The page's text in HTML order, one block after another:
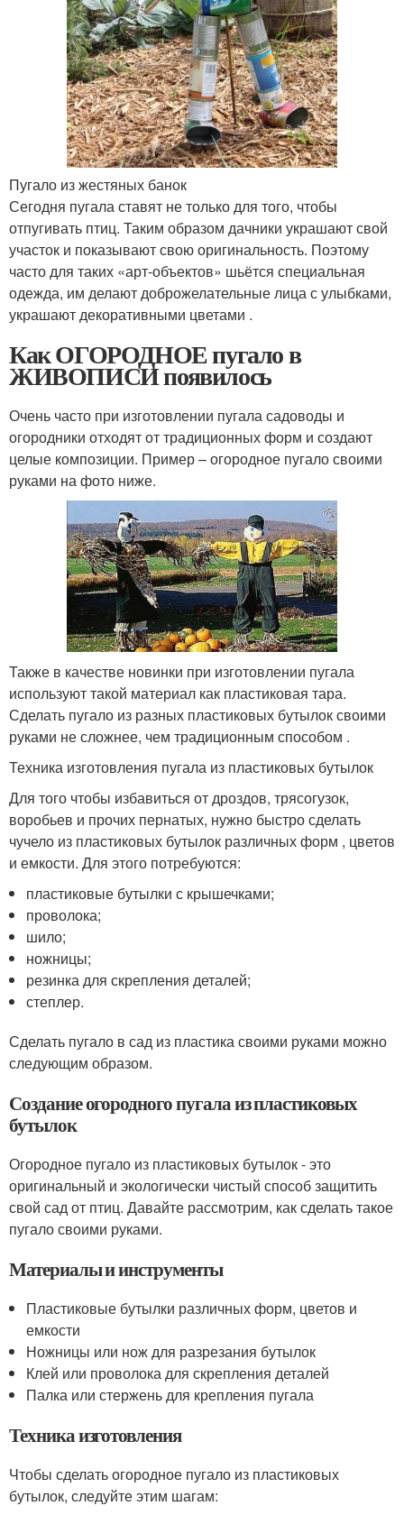
Пугало из жестяных банок
Сегодня пугала ставят не только для того, чтобы
отпугивать птиц. Таким образом дачники украшают свой
участок и показывают свою оригинальность. Поэтому
часто для таких «арт-объектов» шьётся специальная
одежда, им делают доброжелательные лица с улыбками,
украшают декоративными цветами .
Как ОГОРОДНОЕ пугало в
ЖИВОПИСИ появилось
Очень часто при изготовлении пугала садоводы и
огородники отходят от традиционных форм и создают
целые композиции. Пример – огородное пугало своими
руками на фото ниже.
Также в качестве новинки при изготовлении пугала
используют такой материал как пластиковая тара.
Сделать пугало из разных пластиковых бутылок своими
руками не сложнее, чем традиционным способом .
Техника изготовления пугала из пластиковых бутылок
Для того чтобы избавиться от дроздов, трясогузок,
воробьев и прочих пернатых, нужно быстро сделать
чучело из пластиковых бутылок различных форм , цветов
и емкости. Для этого потребуются:
пластиковые бутылки с крышечками;
проволока;
шило;
ножницы;
резинка для скрепления деталей;
степлер.
Сделать пугало в сад из пластика своими руками можно
следующим образом.
Создание огородного пугала из пластиковых
бутылок
Огородное пугало из пластиковых бутылок - это
оригинальный и экологически чистый способ защитить
свой сад от птиц. Давайте рассмотрим, как сделать такое
пугало своими руками.
Материалы и инструменты
Пластиковые бутылки различных форм, цветов и
емкости
Ножницы или нож для разрезания бутылок
Клей или проволока для скрепления деталей
Палка или стержень для крепления пугала
Техника изготовления
Чтобы сделать огородное пугало из пластиковых
бутылок, следуйте этим шагам: